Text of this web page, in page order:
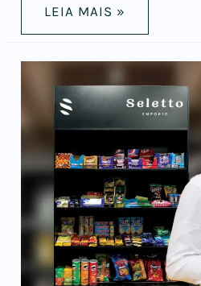
LEIA MAIS »